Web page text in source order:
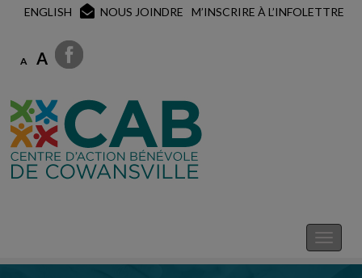
ENGLISH NOUS JOINDRE M’INSCRIRE À L’INFOLETTRE
A A